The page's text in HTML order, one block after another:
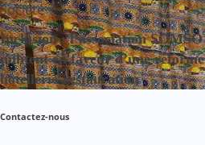
Société
Inclusion : l’association
militent en faveur d’une
hôtellerie-restauration
Contactez-nous